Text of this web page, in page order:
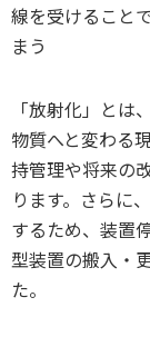
線を受けること
まう
「放射化」と
物質へと変わる
持管理や将来の
ります。さらに
するため、装置
型装置の搬入・
た。